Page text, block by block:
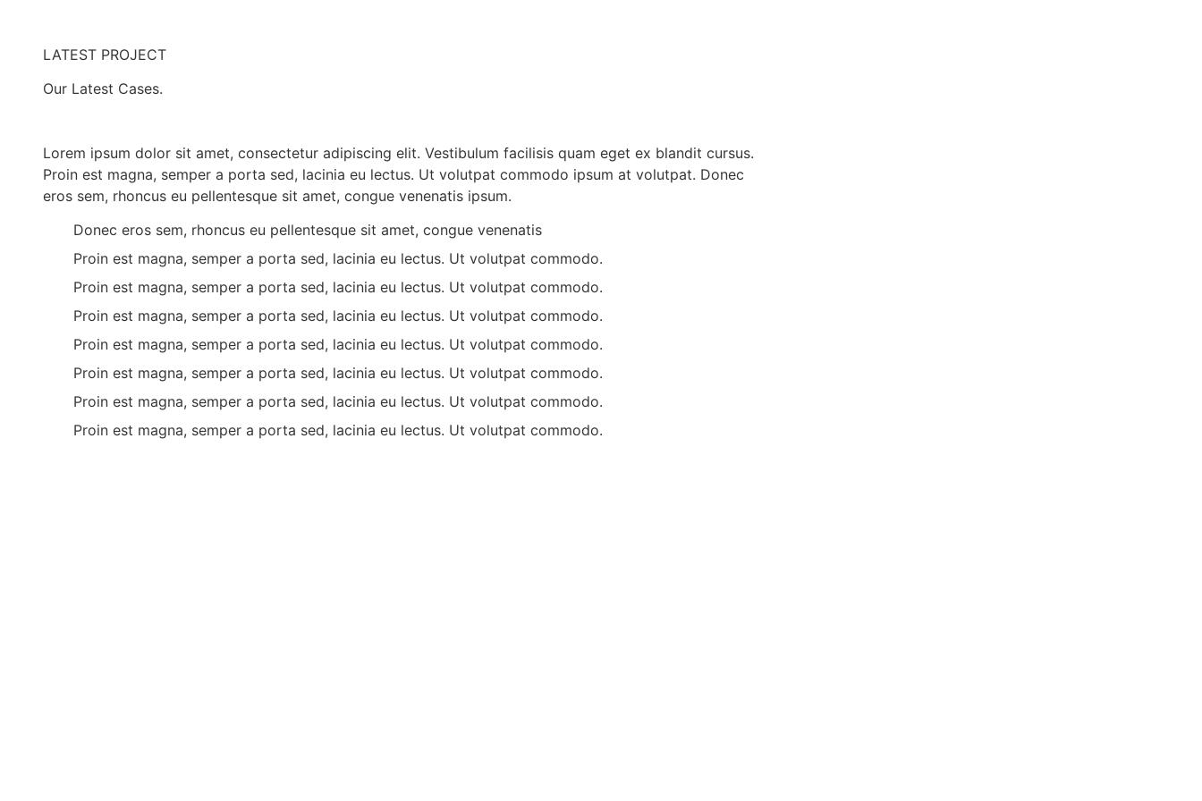
LATEST PROJECT
Our Latest Cases.
Lorem ipsum dolor sit amet, consectetur adipiscing elit. Vestibulum facilisis quam eget ex blandit cursus.
Proin est magna, semper a porta sed, lacinia eu lectus. Ut volutpat commodo ipsum at volutpat. Donec
eros sem, rhoncus eu pellentesque sit amet, congue venenatis ipsum.
Donec eros sem, rhoncus eu pellentesque sit amet, congue venenatis
Proin est magna, semper a porta sed, lacinia eu lectus. Ut volutpat commodo.
Proin est magna, semper a porta sed, lacinia eu lectus. Ut volutpat commodo.
Proin est magna, semper a porta sed, lacinia eu lectus. Ut volutpat commodo.
Proin est magna, semper a porta sed, lacinia eu lectus. Ut volutpat commodo.
Proin est magna, semper a porta sed, lacinia eu lectus. Ut volutpat commodo.
Proin est magna, semper a porta sed, lacinia eu lectus. Ut volutpat commodo.
Proin est magna, semper a porta sed, lacinia eu lectus. Ut volutpat commodo.